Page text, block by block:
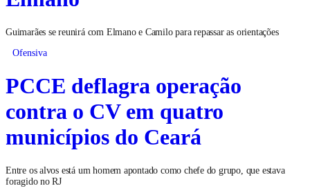
Guimarães se reunirá com Elmano e Camilo para repassar as orientações
Ofensiva
PCCE deflagra operação
contra o CV em quatro
municípios do Ceará
Entre os alvos está um homem apontado como chefe do grupo, que estava
foragido no RJ